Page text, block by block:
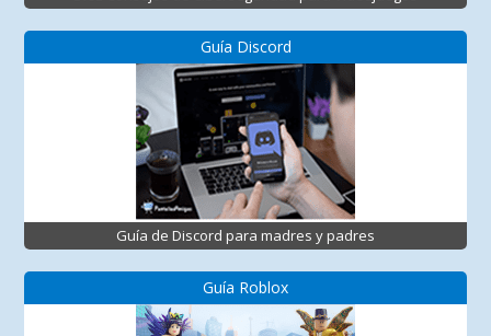
Guía Discord
Guía de Discord para madres y padres
Guía Roblox